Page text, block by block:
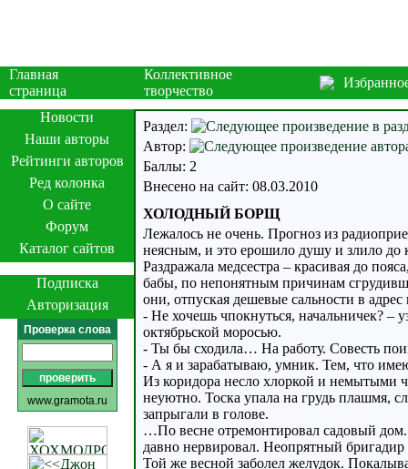
Главная
страница
Коллективное
творчество
Новости
Наши авторы
Рейтинги авторов
Ред колонка
О сайте
Форум
Каталог сайтов
Подписка
Авторизация
Проверка слова
www.gramota.ru
Раздел:
Автор:
Баллы: 2
Внесено на сайт: 08.03.2010
ХОЛОДНЫЙ БОРЩ
Лежалось не очень. Прогноз из
неясным, и это ерошило душу и злило до
Раздражала медсестра – красивая до
бабы, по непонятным причинам
они, отпуская дешевые сальности в
- Не хочешь чпокнуться, начальничек?
октябрьской моросью.
- Ты бы сходила… На работу. Совесть
- А я и зарабатываю, умник. Тем, что
Из коридора несло хлоркой и немытыми
неуютно. Тоска упала на грудь плашмя,
запрыгали в голове.
…По весне отремонтировал садовый
давно нервировал. Неопрятный
Той же весной заболел желудок.